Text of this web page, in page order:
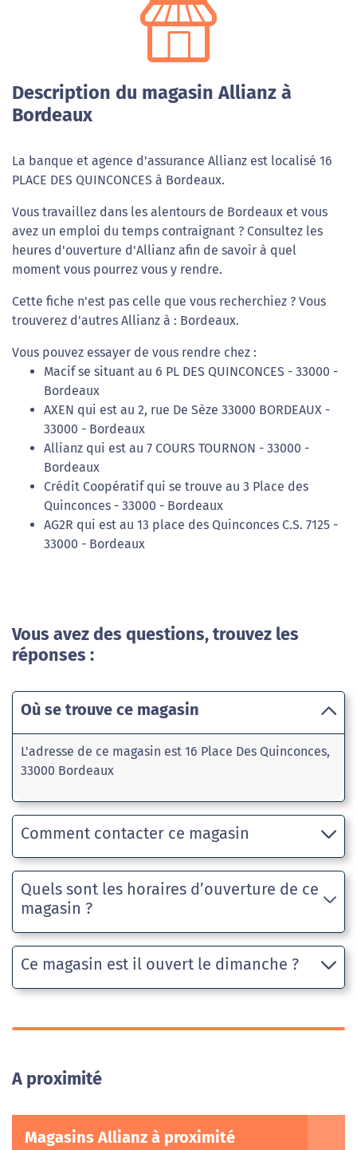
Description du magasin Allianz à
Bordeaux
La banque et agence d'assurance Allianz est localisé 16
PLACE DES QUINCONCES à Bordeaux.
Vous travaillez dans les alentours de Bordeaux et vous
avez un emploi du temps contraignant ? Consultez les
heures d'ouverture d'Allianz afin de savoir à quel
moment vous pourrez vous y rendre.
Cette fiche n'est pas celle que vous recherchiez ? Vous
trouverez d'autres Allianz à : Bordeaux.
Vous pouvez essayer de vous rendre chez :
Macif se situant au 6 PL DES QUINCONCES - 33000 -
Bordeaux
AXEN qui est au 2, rue De Sèze 33000 BORDEAUX -
33000 - Bordeaux
Allianz qui est au 7 COURS TOURNON - 33000 -
Bordeaux
Crédit Coopératif qui se trouve au 3 Place des
Quinconces - 33000 - Bordeaux
AG2R qui est au 13 place des Quinconces C.S. 7125 -
33000 - Bordeaux
Vous avez des questions, trouvez les
réponses :
Où se trouve ce magasin
L'adresse de ce magasin est 16 Place Des Quinconces,
33000 Bordeaux
Comment contacter ce magasin
Quels sont les horaires d’ouverture de ce
magasin ?
Ce magasin est il ouvert le dimanche ?
A proximité
Magasins Allianz à proximité